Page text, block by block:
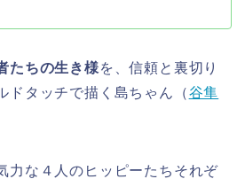
たちの生き様を、信頼と裏切り
ドタッチで描く島ちゃん（谷隼
力な４人のヒッピーたちそれぞ